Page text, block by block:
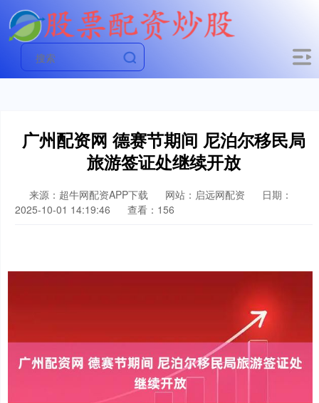
广州配资网 德赛节期间 尼泊尔移民局
旅游签证处继续开放
来源：超牛网配资APP下载 网站：启远网配资
日期：
2025-10-01 14:19:46
查看：156